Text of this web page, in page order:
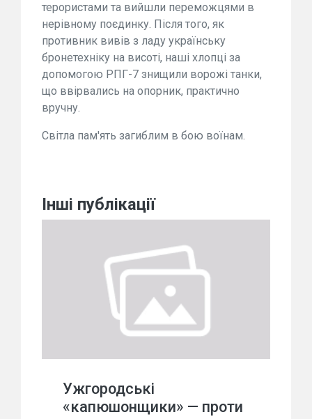
терористами та вийшли переможцями в
нерівному поєдинку. Після того, як
противник вивів з ладу українську
бронетехніку на висоті, наші хлопці за
допомогою РПГ-7 знищили ворожі танки,
що ввірвались на опорник, практично
вручну.
Світла пам'ять загиблим в бою воїнам.
Інші публікації
Ужгородські
«капюшонщики» — проти